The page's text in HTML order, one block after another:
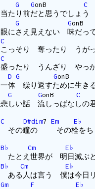
G GonB C
当たり前だと思うでしょう
G
G
眼にさえ見えない 味だっ
C
こっそり 奪ったり うが
C
盛ったり うんざり やっ
D G GonB
一体 繰り返すために生き
G
GonB C
悲しい話 流しっぱなしの
C D#dim7 Em E♭
その瞳の その栓をち
B♭ Cm E♭
たとえ世界が 明日滅ぶ
B♭
Cm E♭
ある人は言う 僕は今日リ
Gm
F E♭